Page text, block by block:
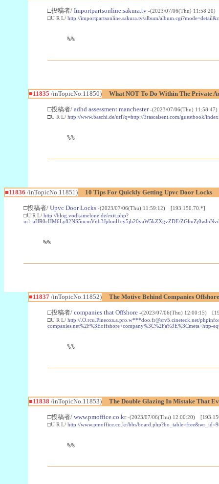
□投稿者/ Importpartsonline.sakura.tv -(2023/07/06(Thu)
□U R L/ http://importpartsonline.sakura.tv/album/
%%
■11835 /inTopicNo.11850) What NOT To Do Within The Private
□投稿者/ adhd assessment manchester -(2023/07/06(Thu)
□U R L/ http://www.baschi.de/url?q=http://3rascalsent.com/guestbook/
%%
■11836 /inTopicNo.11851) 10 Tips For Quickly Getting Upvc Door Locks
□投稿者/ Upvc Door Locks -(2023/07/06(Thu) 11:59:12) [193.150.70.*]
□U R L/ http://blog.vodkamelone.de/exit.php?
url=aHR0cHM6Ly82NS5ncmVnb3Jpbml1cy5jb20vaW5kZXgvZDE/
%%
■11837/inTopicNo.11852) The Motive Behind Companies
□投稿者/ companies that Offshore -(2023/07/06(Thu) 12:00:15)
□U R L/ http://.O.rcu.Pineoxs.a.pro.w***doo.fr@srv5.cineteck.net/
%%
■11838 /inTopicNo.11853) The Double Glazing In Mistake That
□投稿者/ www.pmoffice.co.kr -(2023/07/06(Thu) 12:00:20)
□U R L/ http://www.pmoffice.co.kr/bbs/
%%